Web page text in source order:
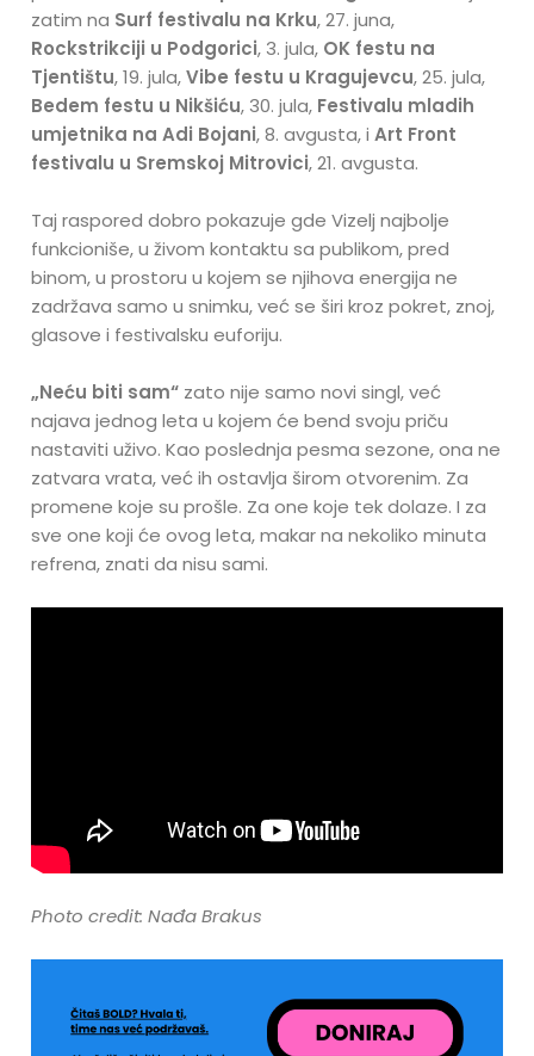
zatim na Surf festivalu na Krku, 27. juna,
Rockstrikciji u Podgorici, 3. jula, OK festu na
Tjentištu, 19. jula,Vibe festu u Kragujevcu, 25. jula,
Bedem festu u Nikšiću, 30. jula, Festivalu mladih
umjetnika na Adi Bojani, 8. avgusta, iArt Front
festivalu u Sremskoj Mitrovici, 21. avgusta.
Taj raspored dobro pokazuje gde Vizelj najbolje
funkcioniše, u živom kontaktu sa publikom, pred
binom, u prostoru u kojem se njihova energija ne
zadržava samo u snimku, već se širi kroz pokret, znoj,
glasove i festivalsku euforiju.
„Neću biti sam“ zato nije samo novi singl, već
najava jednog leta u kojem će bend svoju priču
nastaviti uživo. Kao poslednja pesma sezone, ona ne
zatvara vrata, već ih ostavlja širom otvorenim. Za
promene koje su prošle. Za one koje tek dolaze. I za
sve one koji će ovog leta, makar na nekoliko minuta
refrena, znati da nisu sami.
Photo credit: Nađa Brakus